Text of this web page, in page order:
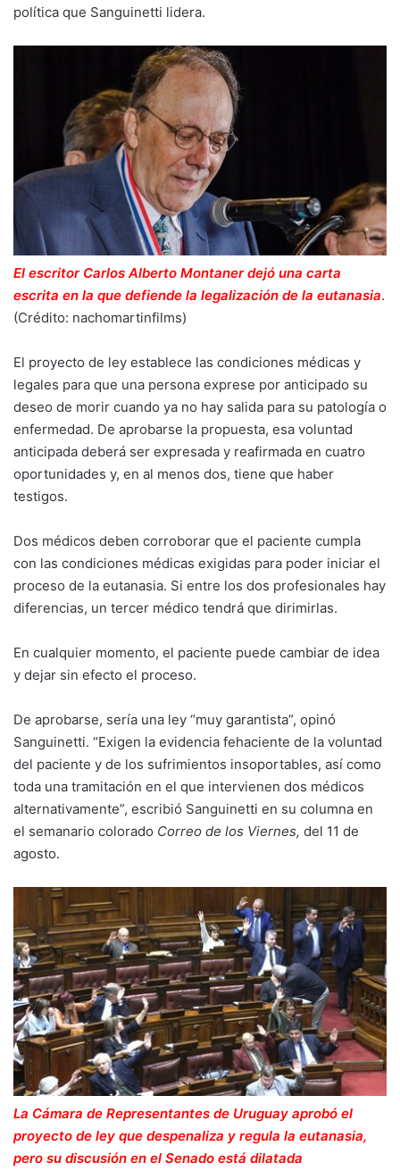
política que Sanguinetti lidera.
El escritor Carlos Alberto Montaner dejó una carta
escrita en la que defiende la legalización de la eutanasia.
(Crédito: nachomartinfilms)
El proyecto de ley establece las condiciones médicas y
legales para que una persona exprese por anticipado su
deseo de morir cuando ya no hay salida para su patología o
enfermedad. De aprobarse la propuesta, esa voluntad
anticipada deberá ser expresada y reafirmada en cuatro
oportunidades y, en al menos dos, tiene que haber
testigos.
Dos médicos deben corroborar que el paciente cumpla
con las condiciones médicas exigidas para poder iniciar el
proceso de la eutanasia. Si entre los dos profesionales hay
diferencias, un tercer médico tendrá que dirimirlas.
En cualquier momento, el paciente puede cambiar de idea
y dejar sin efecto el proceso.
De aprobarse, sería una ley “muy garantista”, opinó
Sanguinetti. “Exigen la evidencia fehaciente de la voluntad
del paciente y de los sufrimientos insoportables, así como
toda una tramitación en el que intervienen dos médicos
alternativamente”, escribió Sanguinetti en su columna en
el semanario colorado Correo de los Viernes, del 11 de
agosto.
La Cámara de Representantes de Uruguay aprobó el
proyecto de ley que despenaliza y regula la eutanasia,
pero su discusión en el Senado está dilatada